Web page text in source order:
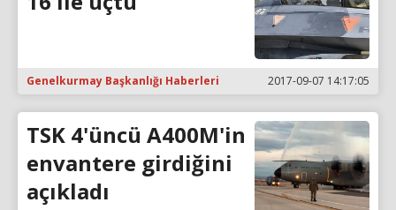
Genelkurmay Başkanlığı Haberleri 2017-09-07 14:17:05
TSK 4'üncü A400M'in
envantere girdiğini
açıkladı